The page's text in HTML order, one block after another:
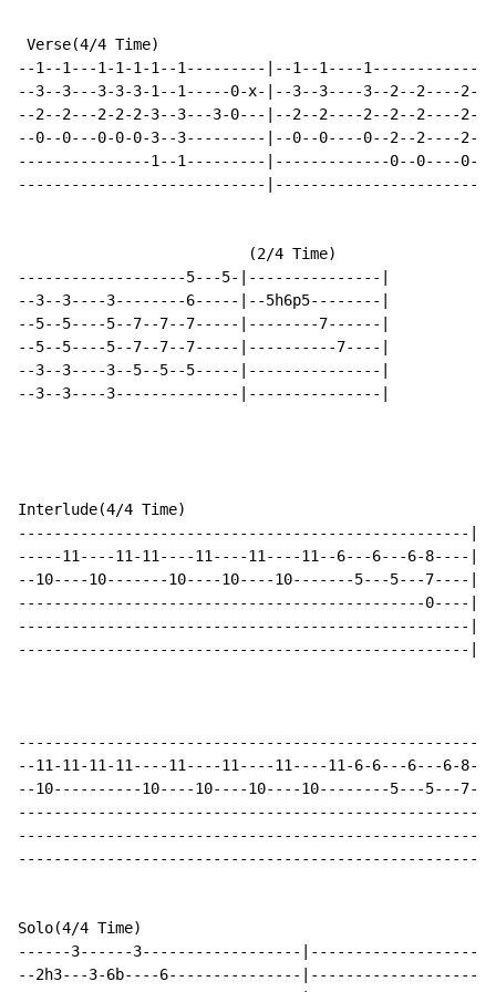
Verse(4/4 Time)
--1--1---1-1-1-1--1---------|--1--1----
--3--3---3-3-3-1--1-----0-x-|--3--3----3--2--2----
--2--2---2-2-2-3--3---3-0---|--2--2----2--2--2----
--0--0---0-0-0-3--3---------|--0--0----0--2--2----
---------------1--1---------|-------------0--0----0--
----------------------------
                          (2/4 Time)
-------------------5---5-|---------------|
--3--3----3--------6-----|--5h6p5--------|
--5--5----5--7--7--7-----|--------7------|
--5--5----5--7--7--7-----|----------7----|
--3--3----3--5--5--5-----|---------------|
--3--3----3--------------|---------------|
Interlude(4/4 Time)
---------------------------------------------------|
-----11----11-11----11----11----11--6---6---6-8----|
--10----10-------10----10----10-------5---5---7----|
----------------------------------------------0----|
---------------------------------------------------|
---------------------------------------------------|
--11-11-11-11----11----11----11----11-6-6---6---6-
--10----------10----10----10----10--------5---5---
Solo(4/4 Time)
------3------3------------------
--2h3---3-6b----6---------------